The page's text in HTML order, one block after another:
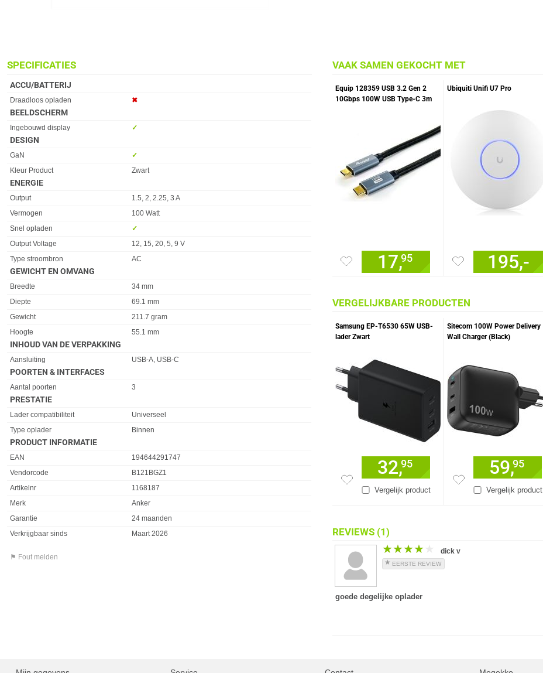
SPECIFICATIES
ACCU/BATTERIJ
Eigenschap Waarde
Draadloos opladen ✖︎
BEELDSCHERM
Eigenschap Waarde
Ingebouwd display ✓︎
DESIGN
Eigenschap
GaN
✓︎
Kleur Product
Zwart
ENERGIE
Eigenschap
Output
1.5, 2, 2.25, 3 A
Vermogen
100 Watt
Snel opladen
✓︎
Output Voltage
12, 15, 20, 5, 9 V
Type stroombron
AC
GEWICHT EN OMVANG
Eigenschap
Breedte
34 mm
Diepte
69.1 mm
Gewicht
211.7 gram
Hoogte
55.1 mm
INHOUD VAN DE VERPAKKING
Eigenschap
Aansluiting USB-A, USB-C
POORTEN & INTERFACES
Eigenschap Waarde
Aantal poorten 3
PRESTATIE
Eigenschap Waarde
Lader compatibiliteit
Universeel
Type oplader
Binnen
PRODUCT INFORMATIE
EAN
194644291747
Vendorcode
B121BGZ1
Artikelnr
1168187
Merk
Anker
Garantie
24 maanden
Verkrijgbaar sinds
Maart 2026
⚑ Fout melden
VAAK SAMEN GEKOCHT MET
Equip 128359 USB 3.2 Gen 2
10Gbps 100W USB Type-C 3m
17,95
Ubiquiti Unifi U7 Pro
195,-
VERGELIJKBARE PRODUCTEN
Samsung EP-T6530 65W USB-
lader Zwart
Vergelijk product
32,95
Sitecom 100W Power Delivery
Wall Charger (Black)
Vergelijk product
59,95
REVIEWS(1)
★★★★★
★★★★★ dick v
EERSTE REVIEW
goede degelijke oplader